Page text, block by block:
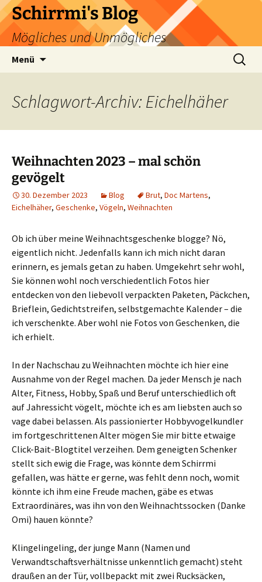
Zum
Inhalt
springen
Schirrmi's Blog
Mögliches und Unmögliches
Menü
Suchen
nach:
Schlagwort-Archiv: Eichelhäher
Weihnachten 2023 – mal schön
gevögelt
30. Dezember 2023 Blog Brut, Doc Martens,
Eichelhäher, Geschenke, Vögeln, Weihnachten
Ob ich über meine Weihnachtsgeschenke blogge? Nö,
eigentlich nicht. Jedenfalls kann ich mich nicht daran
erinnern, es jemals getan zu haben. Umgekehrt sehr wohl,
Sie können wohl noch verschiedentlich Fotos hier
entdecken von den liebevoll verpackten Paketen, Päckchen,
Brieflein, Gedichtstreifen, selbstgemachte Kalender – die
ich verschenkte. Aber wohl nie Fotos von Geschenken, die
ich erhielt.
In der Nachschau zu Weihnachten möchte ich hier eine
Ausnahme von der Regel machen. Da jeder Mensch je nach
Alter, Fitness, Hobby, Spaß und Beruf unterschiedlich oft
auf Jahressicht vögelt, möchte ich es am liebsten auch so
vage dabei belassen. Als passionierter Hobbyvogelkundler
im fortgeschrittenen Alter mögen Sie mir bitte etwaige
Click-Bait-Blogtitel verzeihen. Dem geneigten Schenker
stellt sich ewig die Frage, was könnte dem Schirrmi
gefallen, was hätte er gerne, was fehlt denn noch, womit
könnte ich ihm eine Freude machen, gäbe es etwas
Extraordinäres, was ihn von den Weihnachtssocken (Danke
Omi) hauen könnte?
Klingelingeling, der junge Mann (Namen und
Verwandtschaftsverhältnisse unkenntlich gemacht) steht
draußen an der Tür, vollbepackt mit zwei Rucksäcken,